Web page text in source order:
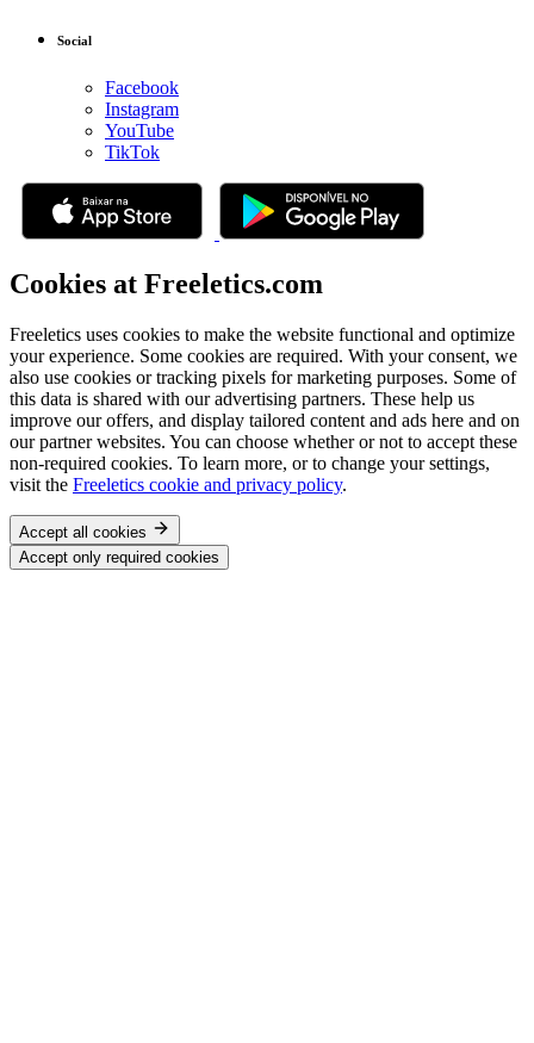
Social
Facebook
Instagram
YouTube
TikTok
Cookies at Freeletics.com
Freeletics uses cookies to make the website functional and optimize
your experience. Some cookies are required. With your consent, we
also use cookies or tracking pixels for marketing purposes. Some of
this data is shared with our advertising partners. These help us
improve our offers, and display tailored content and ads here and on
our partner websites. You can choose whether or not to accept these
non-required cookies. To learn more, or to change your settings,
visit the Freeletics cookie and privacy policy.
Accept all cookies
Accept only required cookies